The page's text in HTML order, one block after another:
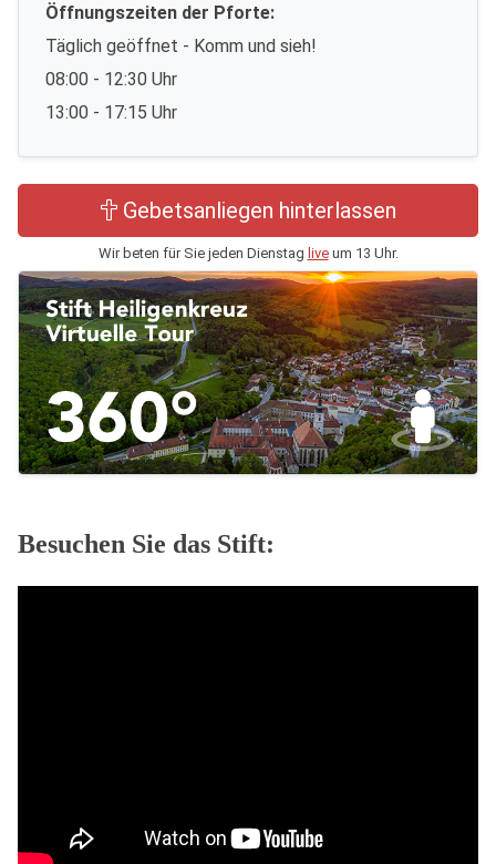
Öffnungszeiten der Pforte:
Täglich geöffnet - Komm und sieh!
08:00 - 12:30 Uhr
13:00 - 17:15 Uhr
Gebetsanliegen hinterlassen
Wir beten für Sie jeden Dienstag liveum 13 Uhr.
Besuchen Sie das Stift: